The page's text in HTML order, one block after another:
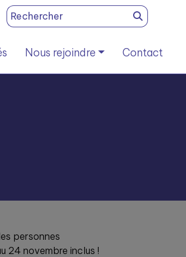
Search
for:
Nous rejoindre Contact
personnes
24 novembre inclus !